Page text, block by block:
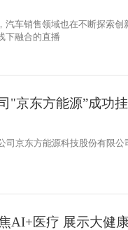
汽车销售领域也在不断探索
下融合的直播
"京东方能源”成功
司京东方能源科技股份有限
AI+医疗 展示大健